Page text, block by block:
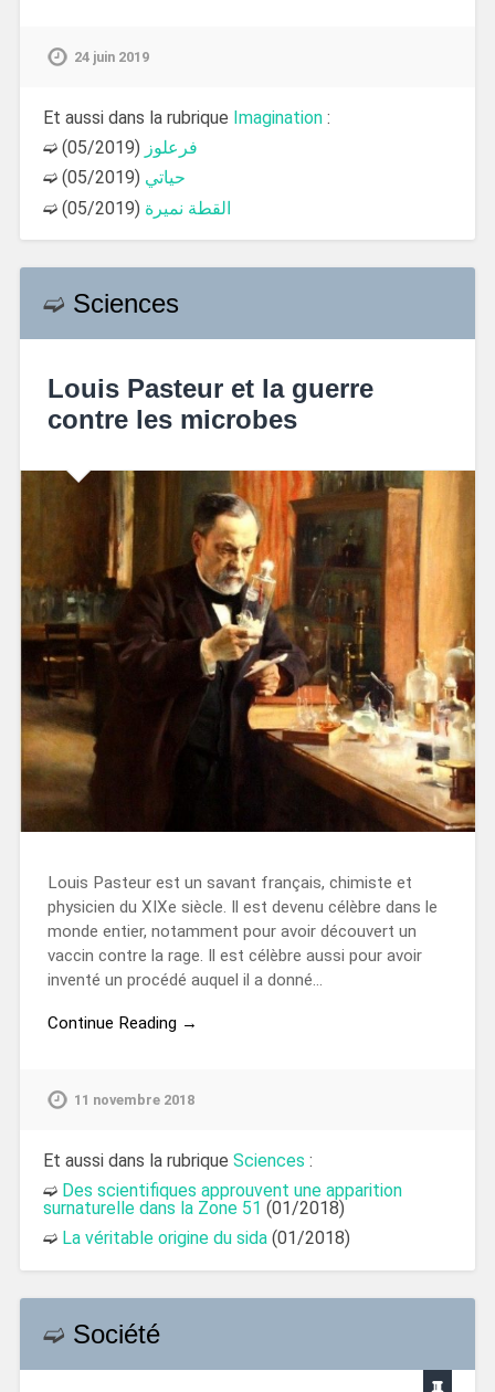
24 juin 2019
Et aussi dans la rubrique Imagination:
➫
فرعلوز (05/2019)
➫
حياتي (05/2019)
➫
القطة نميرة (05/2019)
➫ Sciences
Louis Pasteur et la guerre
contre les microbes
Louis Pasteur est un savant français, chimiste et
physicien du XIXe siècle. Il est devenu célèbre dans le
monde entier, notamment pour avoir découvert un
vaccin contre la rage. Il est célèbre aussi pour avoir
inventé un procédé auquel il a donné…
Continue Reading →
11 novembre 2018
Et aussi dans la rubrique Sciences :
➫ Des scientifiques approuvent une apparition
surnaturelle dans la Zone 51 (01/2018)
➫ La véritable origine du sida(01/2018)
➫ Société